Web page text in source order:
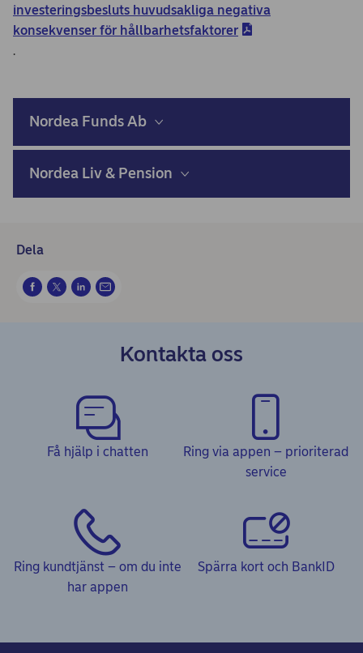
investeringsbesluts huvudsakliga negativa
konsekvenser för hållbarhetsfaktorer
.
Nordea Funds Ab
Nordea Liv & Pension
Dela
Kontakta oss
Få hjälp i chatten
Ring via appen – prioriterad
service
Ring kundtjänst – om du inte
har appen
Spärra kort och BankID